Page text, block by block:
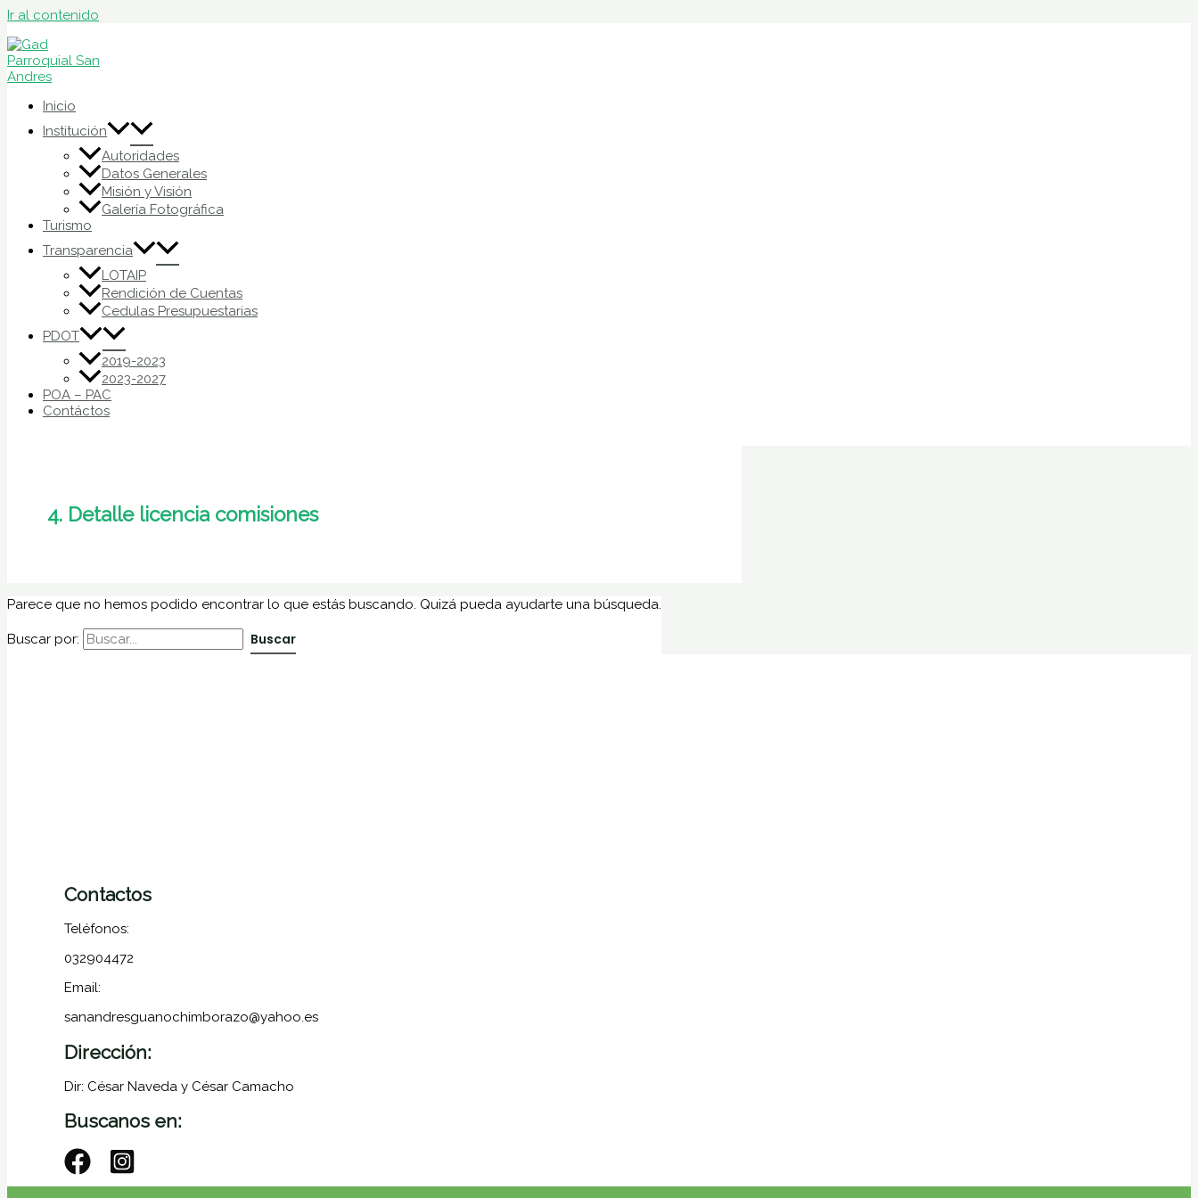
Ir al contenido
Inicio
Institución
Autoridades
Datos Generales
Misión y Visión
Galería Fotográfica
Turismo
Transparencia
LOTAIP
Rendición de Cuentas
Cedulas Presupuestarias
PDOT
2019-2023
2023-2027
POA – PAC
Contáctos
4. Detalle licencia comisiones
Parece que no hemos podido encontrar lo que estás buscando. Quizá pueda ayudarte una búsqueda.
Buscar por:
Contactos
Teléfonos:
032904472
Email:
sanandresguanochimborazo@yahoo.es
Dirección:
Dir: César Naveda y César Camacho
Buscanos en: